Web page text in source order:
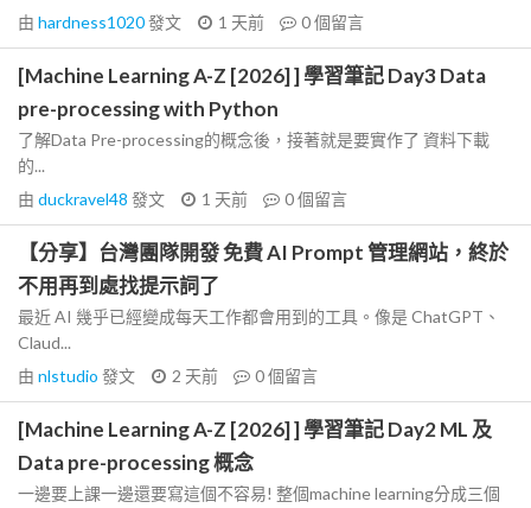
由 hardness1020發文 1 天前 0個留言
[Machine Learning A-Z [2026] ] 學習筆記 Day3 Data
pre-processing with Python
了解Data Pre-processing的概念後，接著就是要實作了 資料下載
的...
由 duckravel48 發文 1 天前 0個留言
【分享】台灣團隊開發 免費 AI Prompt 管理網站，終於
不用再到處找提示詞了
最近 AI 幾乎已經變成每天工作都會用到的工具。像是 ChatGPT、
Claud...
由 nlstudio 發文 2 天前 0個留言
[Machine Learning A-Z [2026] ] 學習筆記 Day2 ML 及
Data pre-processing 概念
一邊要上課一邊還要寫這個不容易! 整個machine learning分成三個